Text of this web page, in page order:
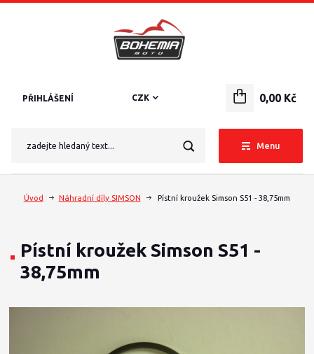
Menu
CZK
PŘIHLÁŠENÍ 0,00 Kč
Úvod Náhradní díly SIMSON Pístní kroužek Simson S51 - 38,75mm
Pístní kroužek Simson S51 -
38,75mm